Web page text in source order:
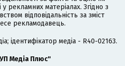
рекламних матеріалах. Згідно з
відповідальність за зміст
рекламодавець.
ідентифікатор медіа - R40-02163.
Медіа Плюс"